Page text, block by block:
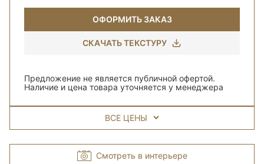
ОФОРМИТЬ ЗАКАЗ
СКАЧАТЬ ТЕКСТУРУ
Предложение не является публичной офертой.
Наличие и цена товара уточняется у менеджера
ВСЕ ЦЕНЫ
Смотреть в интерьере